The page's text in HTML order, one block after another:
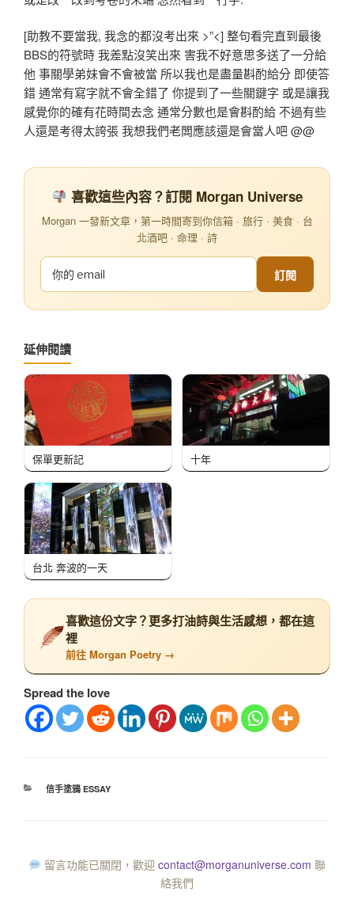
[助教不要當我, 我念的都沒考出來 >”<] 整句看完直到最後
BBS的符號時 我差點沒笑出來 害我不好意思多送了一分給
他 事關學弟妹會不會被當 所以我也是盡量斟酌給分 即使答
錯 通常有寫字就不會全錯了 你提到了一些關鍵字 或是讓我
感覺你的確有花時間去念 通常分數也是會斟酌給 不過有些
人還是考得太誇張 我想我們老闆應該還是會當人吧 @@
喜歡這些內容？訂閱 Morgan Universe
Morgan 一發新文章，第一時間寄到你信箱 · 旅行 · 美食 · 台
北酒吧 · 命理 · 詩
訂閱
延伸閱讀
保單更新記 十年
台北 奔波的一天
喜歡這份文字？更多打油詩與生活感想，都在這
裡
前往 Morgan Poetry →
Spread the love
信手塗鴉 ESSAY
留言功能已關閉，歡迎 contact@morganuniverse.com 聯
絡我們